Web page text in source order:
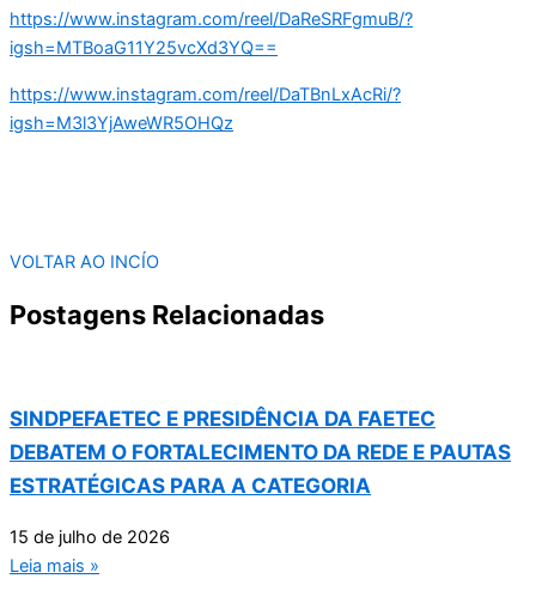
https://www.instagram.com/reel/DaReSRFgmuB/?
igsh=MTBoaG11Y25vcXd3YQ==
https://www.instagram.com/reel/DaTBnLxAcRi/?
igsh=M3l3YjAweWR5OHQz
VOLTAR AO INCÍO
Postagens Relacionadas
SINDPEFAETEC E PRESIDÊNCIA DA FAETEC
DEBATEM O FORTALECIMENTO DA REDE E PAUTAS
ESTRATÉGICAS PARA A CATEGORIA
15 de julho de 2026
Leia mais »